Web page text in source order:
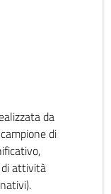
da
di
attività